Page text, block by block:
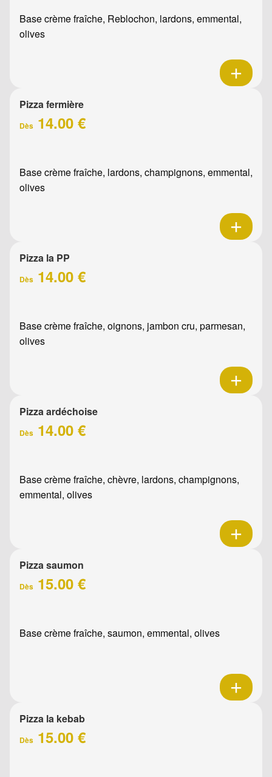
Base crème fraîche, Reblochon, lardons, emmental,
olives
Pizza fermière
Dès 14.00 €
Base crème fraîche, lardons, champignons, emmental,
olives
Pizza la PP
Dès 14.00 €
Base crème fraîche, oignons, jambon cru, parmesan,
olives
Pizza ardéchoise
Dès 14.00 €
Base crème fraîche, chèvre, lardons, champignons,
emmental, olives
Pizza saumon
Dès 15.00 €
Base crème fraîche, saumon, emmental, olives
Pizza la kebab
Dès 15.00 €